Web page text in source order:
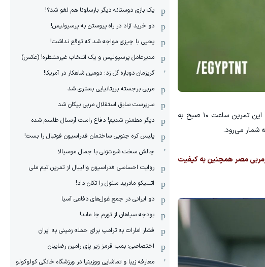
شاگردان حسام حسن قرار است آخرین تمرین خود قبل از مسابقه با بلژیک را در ورزشگاه هاسکی بالپارک برگزار کنند که این تمرین ساعت ۱۰ صبح به
شمار می‌رود.
مصر همچنین به کیفیت
یک بازی دوستانه دیگر بارسلونا هم لغو شد؟!
دو خرید آزاد در راه پیوستن به پرسپولیس!
یحیی با چیزی مواجه شد که توقع نداشت!
مدیرعامل پرسپولیس و یک انتخاب غیرمنتظره! (عکس)
گریزمان دوباره گل زد؛ دومین شاهکار در آمریکا!
مربی برجسته بریتانیایی بستری شد
سرپرست سابق استقلال مربی پیکان شد
دیگر مطمئن شدیم! دفاع راست آرسنال طلسم شده
پلیس کره ‌جنوبی ساختمان فدراسیون فوتبال را بست!
چالش سخت شوت‌زنی با جمال موسیالا
روایت احساسی فدراسیون والیبال از تمرین تیم ملی
اتلتیکو مادرید سئول را تکان داد!
دو ایرانی در جمع غول‌های دفاعی آسیا
بودجه سپاهان از تورم جا ماند!
فشار امارات به ترامپ برای حمله زمینی به ایران
اختصاصی: بمب قرمز زیر پای رامین رضاییان
معارفه زیبا و تماشایی ووزینیا در ورزشگاه خانگی کولوکولو